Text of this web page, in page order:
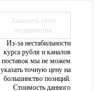
Заказать этот
подшипник
Из-за нестабильности
курса рубля и каналов
поставок мы не можем
указать точную цену на
большинство позиций.
Стоимость данного